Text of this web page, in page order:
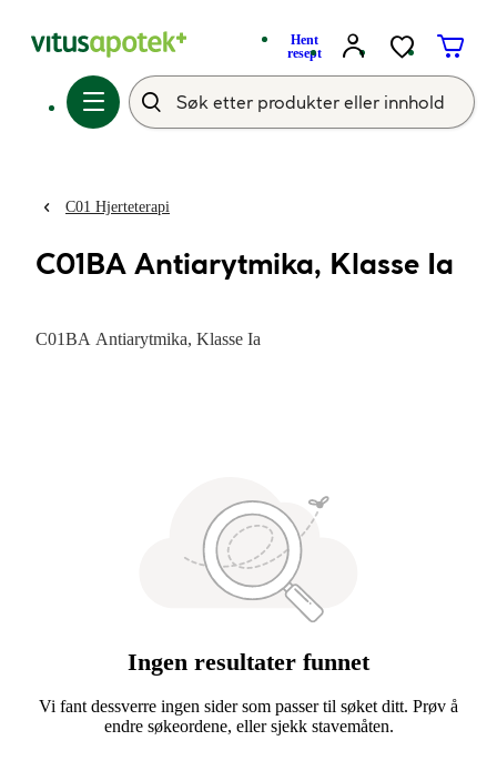
Hent
resept
C01 Hjerteterapi
C01BA Antiarytmika, Klasse Ia
C01BA Antiarytmika, Klasse Ia
Ingen resultater funnet
Vi fant dessverre ingen sider som passer til søket ditt. Prøv å
endre søkeordene, eller sjekk stavemåten.